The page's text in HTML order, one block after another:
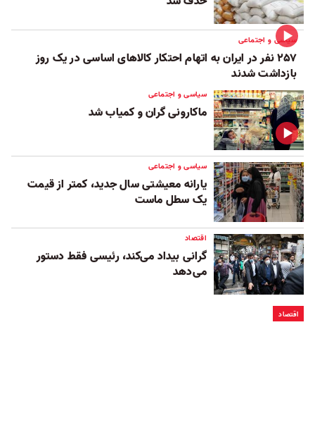
سیاسی و اجتماعی
۲۵۷ نفر در ایران به اتهام احتکار کالاهای اساسی در یک روز
بازداشت شدند
سیاسی و اجتماعی
ماکارونی گران و کمیاب شد
سیاسی و اجتماعی
یارانه معیشتی سال جدید، کمتر از قیمت
یک سطل ماست
اقتصاد
گرانی بیداد می‌کند، رئیسی فقط دستور
می‌دهد
اقتصاد